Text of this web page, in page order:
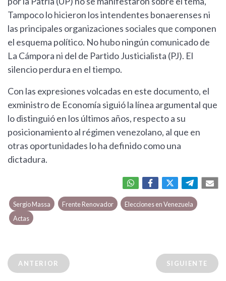
Tampoco lo hicieron los intendentes bonaerenses ni
las principales organizaciones sociales que componen
el esquema político. No hubo ningún comunicado de
La Cámpora ni del de Partido Justicialista (PJ). El
silencio perdura en el tiempo.
Con las expresiones volcadas en este documento, el
exministro de Economía siguió la línea argumental que
lo distinguió en los últimos años, respecto a su
posicionamiento al régimen venezolano, al que en
otras oportunidades lo ha definido como una
dictadura.
Sergio Massa Frente Renovador
Elecciones en Venezuela
Actas
ANTERIOR SIGUIENTE